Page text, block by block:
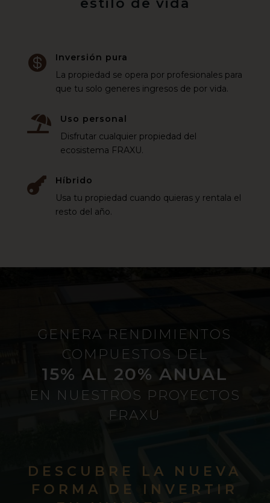
estilo de vida

Inversión pura
La propiedad se opera por profesionales para
que tu solo generes ingresos de por vida.

Uso personal
Disfrutar cualquier propiedad del
ecosistema FRAXU.

Híbrido
Usa tu propiedad cuando quieras y rentala el
resto del año.
GENERA RENDIMIENTOS
COMPUESTOS DEL
15% AL 20% ANUAL
EN NUESTROS PROYECTOS
FRAXU
DESCUBRE LA NUEVA
FORMA DE INVERTIR